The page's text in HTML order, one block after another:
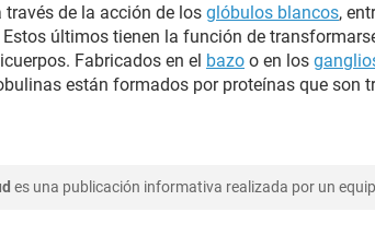
través de la acción de los glóbulos blancos,
Estos últimos tienen la función de
Fabricados en el bazo o en los
están formados por proteínas que son
es una publicación informativa realizada por un